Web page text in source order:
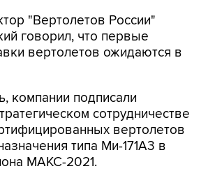
"Вертолетов России"
говорил, что первые
вертолетов ожидаются в
компании подписали
сотрудничестве
вертолетов
типа Ми-171А3 в
МАКС-2021.